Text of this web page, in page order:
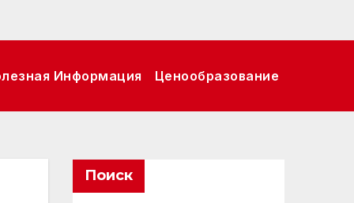
Информация Ценообразование
Поиск